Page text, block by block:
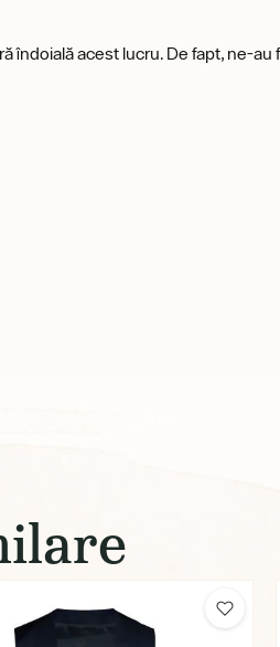
acest lucru. De fapt, ne-